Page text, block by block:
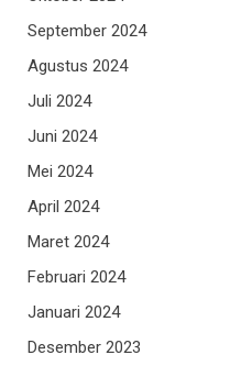
September 2024
Agustus 2024
Juli 2024
Juni 2024
Mei 2024
April 2024
Maret 2024
Februari 2024
Januari 2024
Desember 2023